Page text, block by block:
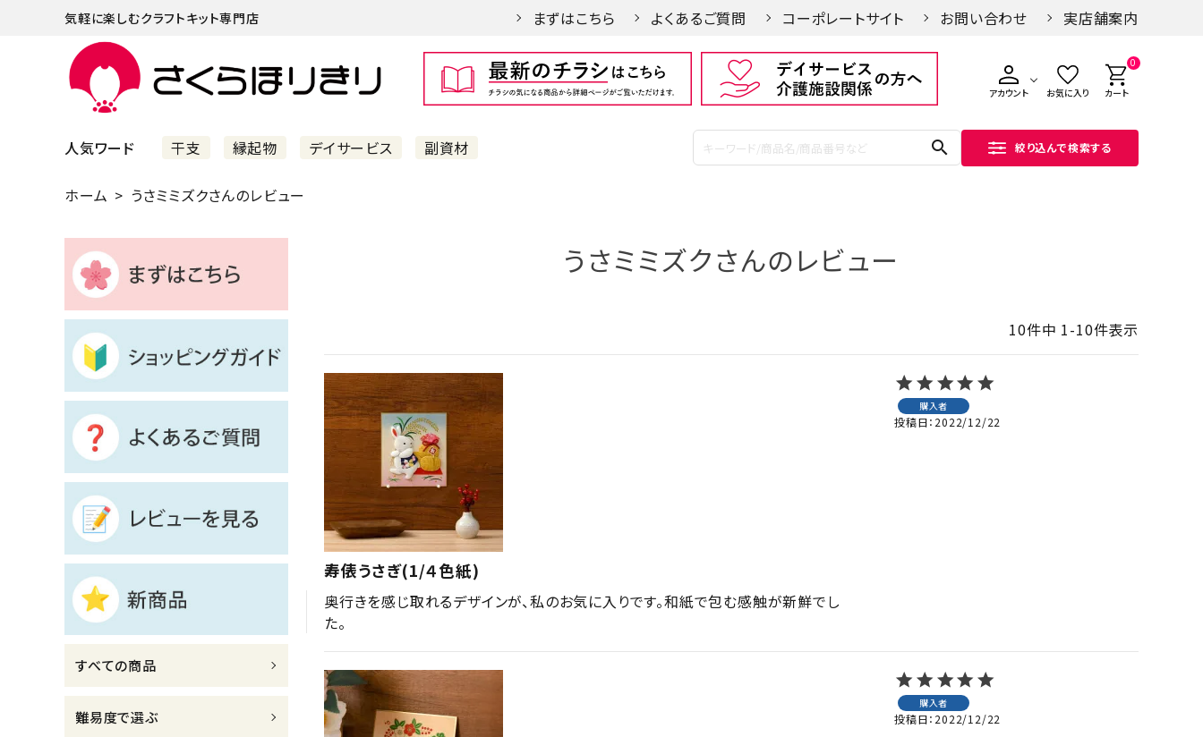
気軽に楽しむクラフトキット専門店 まずはこちら よくあるご質問 コーポレートサイト お問い合わせ 実店舗案内
アカウント お気に入り
0
カート
人気ワード 干支 縁起物 デイサービス 副資材 search 絞り込んで検索する
まずはこちら
ショッピングガイド
よくあるご質問
すべての商品
新着商品
診断チャート
ジャンルで選ぶ
レビューを見る
コーポレートサイト
実店舗案内
デイサービス／
お問い合わせ
ホーム うさミミズクさんのレビュー
すべての商品
難易度で選ぶ
うさミミズクさんのレビュー
10件中 1-10件表示
寿俵うさぎ(1/４色紙)
購入者
投稿日 2022/12/22
奥行きを感じ取れるデザインが、私のお気に入りです。和紙で包む感触が新鮮でし
た。
購入者
投稿日 2022/12/22